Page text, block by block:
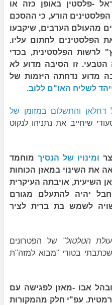
-פלסטין באופן כזה או
הורע, כי ההסכם
מהעולם הערבים, שיקבעו
הפלסטינים לחתום עליו.
לרשות הפלסטינית, בכדי
הטבעי. זו הסיבה מדוע לא
מדוע נדחתה היזמות של
לשליח האו"ם ללוב.
דחלאן והתשלום במזומן של
שיחייב את נתניהו לנקוט
ומינויו של הנסיך מוחמד
את השינוי במאזן הכוחות
השיעית, אויבתה העיקרית
יהיה להתעלם מגורם
לשמש בת ברית לציר
הטלטול" של הפטרונים
בטורי "מבוא למזה"ת
אבו -מאזן לפגישה עם
עפ"י חלק מהמקורות